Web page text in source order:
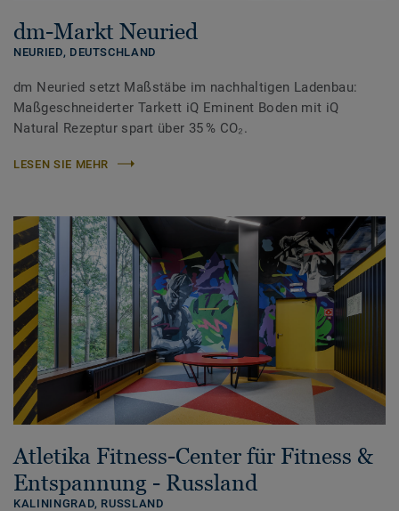
dm-Markt Neuried
NEURIED, DEUTSCHLAND
dm Neuried setzt Maßstäbe im nachhaltigen Ladenbau:
Maßgeschneiderter Tarkett iQ Eminent Boden mit iQ
Natural Rezeptur spart über 35 % CO₂.
LESEN SIE MEHR
Atletika Fitness-Center für Fitness &
Entspannung - Russland
KALININGRAD, RUSSLAND